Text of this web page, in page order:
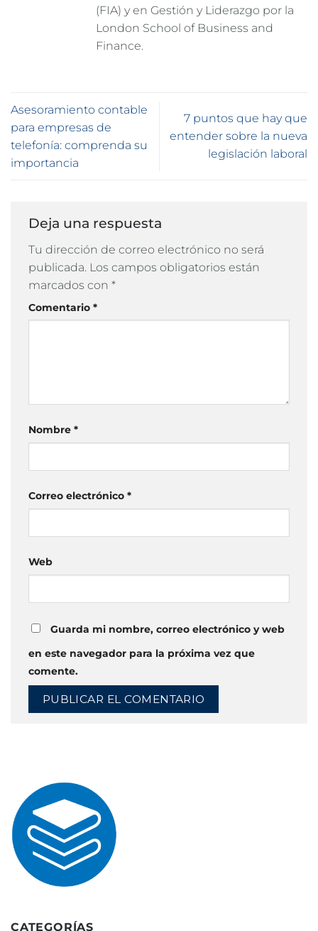
(FIA) y en Gestión y Liderazgo por la
London School of Business and
Finance.
Asesoramiento contable
para empresas de
telefonía: comprenda su
importancia
7 puntos que hay que
entender sobre la nueva
legislación laboral
Deja una respuesta
Tu dirección de correo electrónico no será
publicada. Los campos obligatorios están
marcados con *
Comentario *
Nombre *
Correo electrónico *
Web
Guarda mi nombre, correo electrónico y web
en este navegador para la próxima vez que
comente.
CATEGORÍAS